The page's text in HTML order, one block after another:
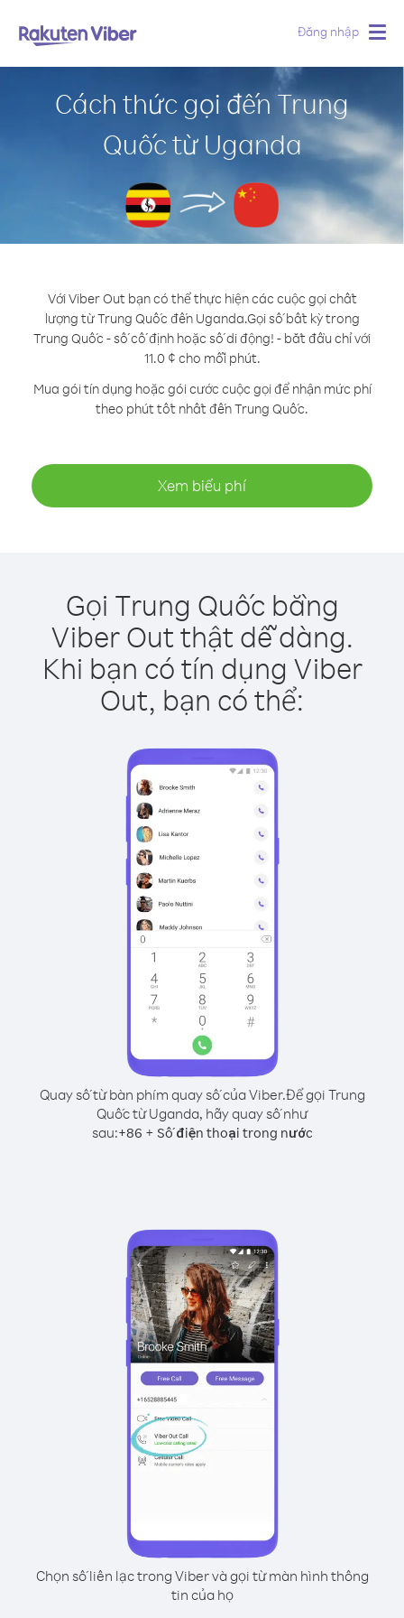
Đăng nhập
Cách thức gọi đến Trung
Quốc từ Uganda
Với Viber Out bạn có thể thực hiện các cuộc gọi chất
lượng từ Trung Quốc đến Uganda.Gọi số bất kỳ trong
Trung Quốc - số cố định hoặc số di động! - bắt đầu chỉ với
11.0 ¢ cho mỗi phút.
Mua gói tín dụng hoặc gói cước cuộc gọi để nhận mức phí
theo phút tốt nhất đến Trung Quốc.
Xem biểu phí
Gọi Trung Quốc bằng
Viber Out thật dễ dàng.
Khi bạn có tín dụng Viber
Out, bạn có thể:
Quay số từ bàn phím quay số của Viber.Để gọi Trung
Quốc từ Uganda, hãy quay số như
sau:+86 + Số điện thoại trong nước
Chọn số liên lạc trong Viber và gọi từ màn hình thông
tin của họ